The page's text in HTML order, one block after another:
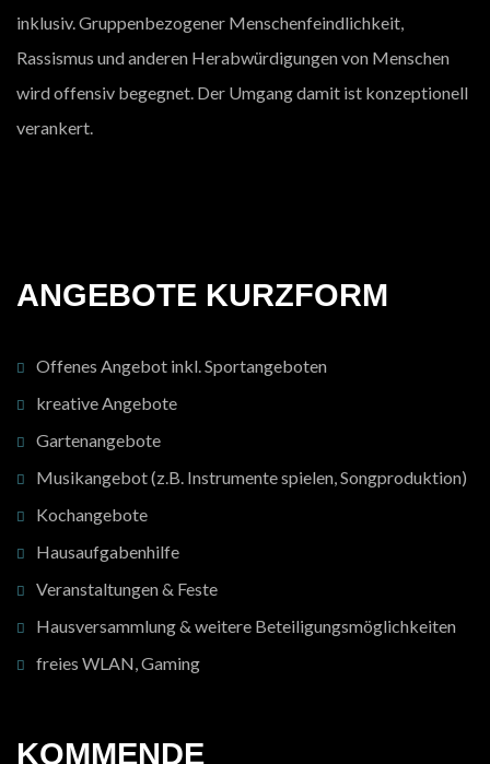
inklusiv. Gruppenbezogener Menschenfeindlichkeit,
Rassismus und anderen Herabwürdigungen von Menschen
wird offensiv begegnet. Der Umgang damit ist konzeptionell
verankert.
ANGEBOTE KURZFORM
Offenes Angebot inkl. Sportangeboten
kreative Angebote
Gartenangebote
Musikangebot (z.B. Instrumente spielen, Songproduktion)
Kochangebote
Hausaufgabenhilfe
Veranstaltungen & Feste
Hausversammlung & weitere Beteiligungsmöglichkeiten
freies WLAN, Gaming
KOMMENDE